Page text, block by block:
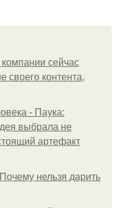
компании сейчас
своего контента,
- Паука:
выбрала не
артефакт
нельзя дарить